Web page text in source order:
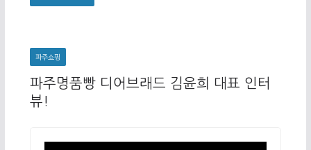
파주쇼핑
파주명품빵 디어브래드 김윤희 대표 인터
뷰!